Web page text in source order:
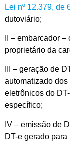
Lei nº 12.379, de
dutoviário;
II – embarcador
proprietário da
III – geração de
automatizado
eletrônicos do
específico;
IV – emissão de
DT-e gerado